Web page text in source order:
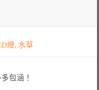
燈, 水草
包涵！